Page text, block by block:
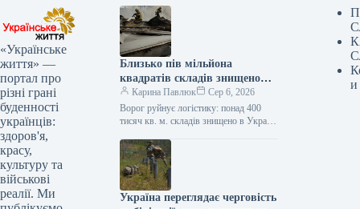
«Українське
життя» —
портал про
різні грані
буденності
українців:
здоров'я,
красу,
культуру та
військові
реалії. Ми
Близько пів мільйона
квадратів складів знищено
російськими обстрілами за
місяць
Карина Павлюк
Сер 6, 2026
Ворог руйнує логістику: понад 400
тисяч кв. м. складів знищено в Україні
планомірне знищення ключових
логістичних вузлів…
Україна переглядає черговість
и